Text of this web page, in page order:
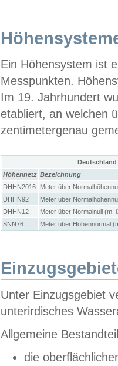
Ein Höhensystem ist
Messpunkten.
Im 19. Jahrhundert
etabliert, an welchen
zentimetergenau
Höhennetz Bezeichnung
DHHN2016
Meter über
DHHN92
Meter über
DHHN12
Meter über Normalnull (m.
SNN76
Meter über Höhennormal
Unter Einzugsgebiet
unterirdisches
Allgemeine
die